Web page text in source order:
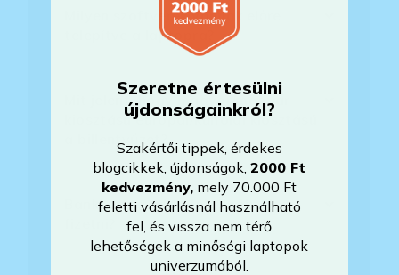
Milyen szoftverek vannak előre
telepítve a laptopra?
Mit jelent, hogy magyar/magyar
kiosztású európai/külföldi kiosztású
a billentyűzet?
Bankkártyával tudok Önöknél
Szeretne értesülni
újdonságainkról?
Szakértői tippek, érdekes
blogcikkek, újdonságok,2000 Ft
kedvezmény, mely 70.000 Ft
feletti vásárlásnál használható
fel, és vissza nem térő
lehetőségek a minőségi laptopok
univerzumából.